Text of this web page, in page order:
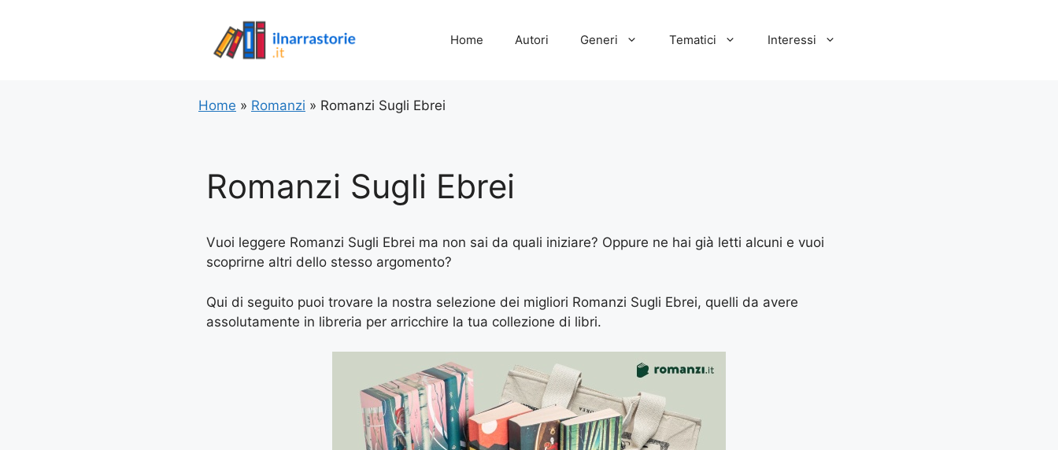
Home Autori Generi Tematici Interessi
Home » Romanzi » Romanzi Sugli Ebrei
Romanzi Sugli Ebrei
Vuoi leggere Romanzi Sugli Ebrei ma non sai da quali iniziare? Oppure ne hai già letti alcuni e vuoi
scoprirne altri dello stesso argomento?
Qui di seguito puoi trovare la nostra selezione dei migliori Romanzi Sugli Ebrei, quelli da avere
assolutamente in libreria per arricchire la tua collezione di libri.